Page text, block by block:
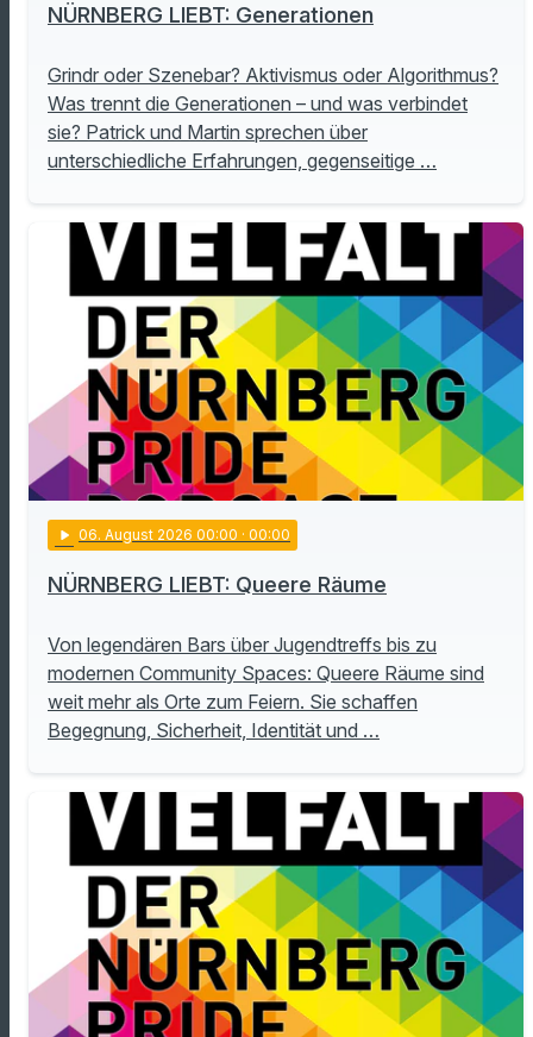
NÜRNBERG LIEBT: Generationen
Grindr oder Szenebar? Aktivismus oder Algorithmus?
Was trennt die Generationen – und was verbindet
sie? Patrick und Martin sprechen über
unterschiedliche Erfahrungen, gegenseitige …
play_arrow 06. August 2026 00:00 · 00:00
NÜRNBERG LIEBT: Queere Räume
Von legendären Bars über Jugendtreffs bis zu
modernen Community Spaces: Queere Räume sind
weit mehr als Orte zum Feiern. Sie schaffen
Begegnung, Sicherheit, Identität und …